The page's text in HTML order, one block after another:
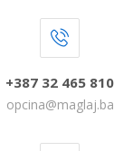
+387 32 465 810
opcina@maglaj.ba